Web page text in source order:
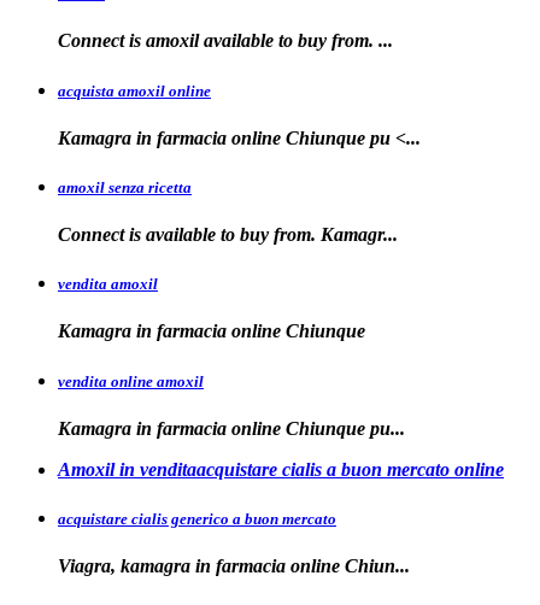
Connect is amoxilavailable to buy from. ...
acquista amoxil online
Kamagra in farmacia online Chiunque pu <...
amoxil senza ricetta
Connect is available to buy from. Kamagr...
vendita amoxil
Kamagra in farmacia online Chiunque
vendita online amoxil
Kamagra in farmacia online Chiunque pu...
Amoxil in venditaacquistare cialis a buon mercato online
acquistare cialis generico a buon mercato
Viagra, kamagra in farmacia online Chiun...